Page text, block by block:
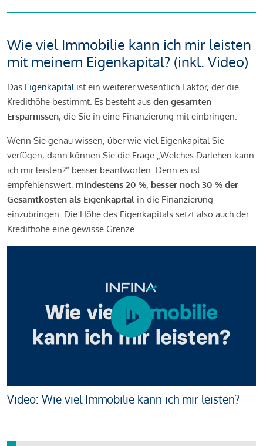
Wie viel Immobilie kann ich mir leisten
mit meinem Eigenkapital? (inkl. Video)
Das Eigenkapitalist ein weiterer wesentlich Faktor, der die
Kredithöhe bestimmt. Es besteht aus den gesamten
Ersparnissen, die Sie in eine Finanzierung mit einbringen.
Wenn Sie genau wissen, über wie viel Eigenkapital Sie
verfügen, dann können Sie die Frage „Welches Darlehen kann
ich mir leisten?“ besser beantworten. Denn es ist
empfehlenswert, mindestens 20 %, besser noch 30 % der
Gesamtkosten als Eigenkapital in die Finanzierung
einzubringen. Die Höhe des Eigenkapitals setzt also auch der
Kredithöhe eine gewisse Grenze.
Video: Wie viel Immobilie kann ich mir leisten?